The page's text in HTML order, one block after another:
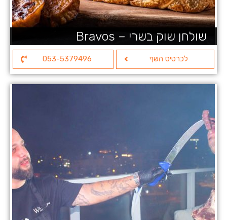
שולחן שוק בשרי – Bravos
לכרטיס השף 053-5379496